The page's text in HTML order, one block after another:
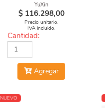
YuXin
$ 116.298,00
Precio unitario.
IVA incluido.
Cantidad:
Agregar
NUEVO